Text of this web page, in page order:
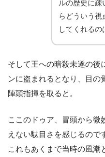
ルの歴史に
らどういう視
してくれるの
そして王への暗殺未遂の後
ンに盗まれるとなり、目の
陣頭指揮を取ると。
ここのドゥア、冒頭から微
えない駄目さを感じるので
これもあくまで当時の風潮